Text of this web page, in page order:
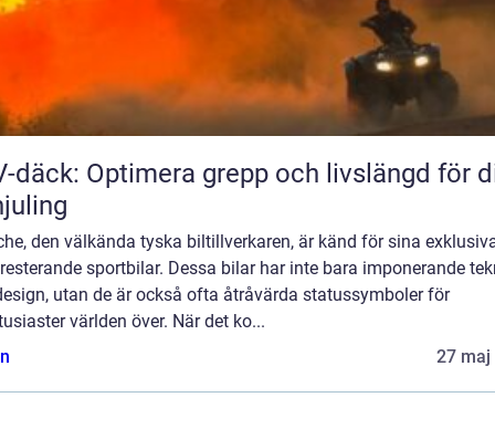
däck: Optimera grepp och livslängd för
den välkända tyska biltillverkaren, är känd för sina
sportbilar. Dessa bilar har inte bara imponerande
utan de är också ofta åtråvärda statussymboler för
världen över. När det ko...
27 maj